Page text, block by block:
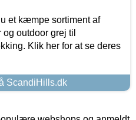
et kæmpe sortiment af
outdoor grej til
Klik her for at se deres
ScandiHills.dk